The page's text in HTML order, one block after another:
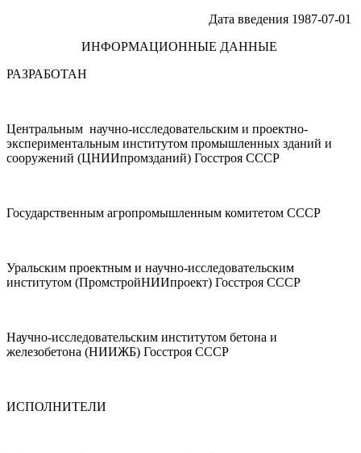
Дата введения 1987-07-01
ИНФОРМАЦИОННЫЕ ДАННЫЕ
РАЗРАБОТАН
Центральным научно-исследовательским и проектно-
экспериментальным институтом промышленных зданий и
сооружений (ЦНИИпромзданий) Госстроя СССР
Государственным агропромышленным комитетом СССР
Уральским проектным и научно-исследовательским
институтом (ПромстройНИИпроект) Госстроя СССР
Научно-исследовательским институтом бетона и
железобетона (НИИЖБ) Госстроя СССР
ИСПОЛНИТЕЛИ